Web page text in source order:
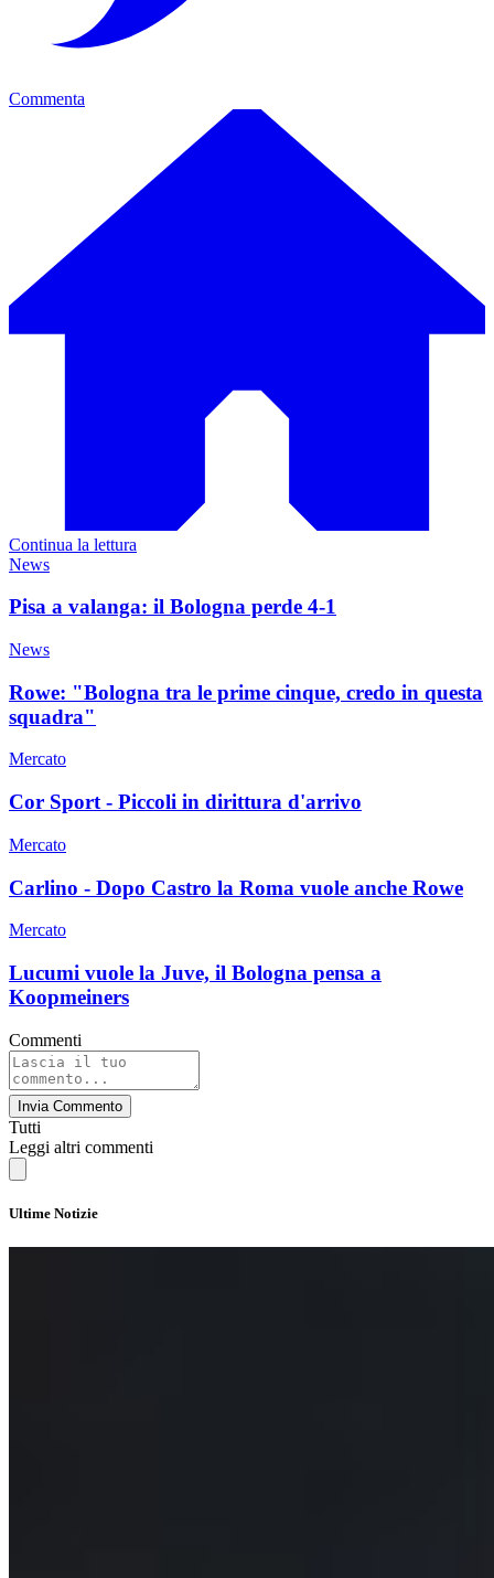
Commenta
Continua la lettura
News
Pisa a valanga: il Bologna perde 4-1
News
Rowe: "Bologna tra le prime cinque, credo in questa
squadra"
Mercato
Cor Sport - Piccoli in dirittura d'arrivo
Mercato
Carlino - Dopo Castro la Roma vuole anche Rowe
Mercato
Lucumi vuole la Juve, il Bologna pensa a
Koopmeiners
Commenti
Invia Commento
Tutti
Leggi altri commenti
Ultime Notizie